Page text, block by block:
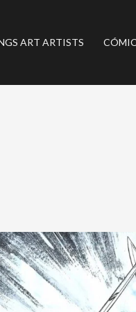
ART ARTISTS